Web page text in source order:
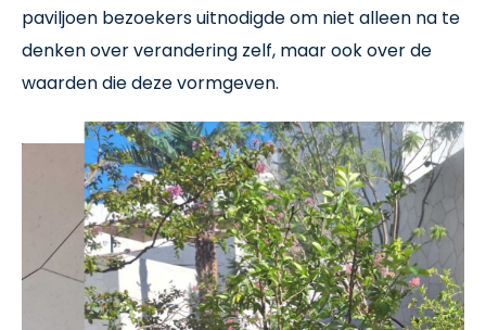
paviljoen bezoekers uitnodigde om niet alleen na te
denken over verandering zelf, maar ook over de
waarden die deze vormgeven.